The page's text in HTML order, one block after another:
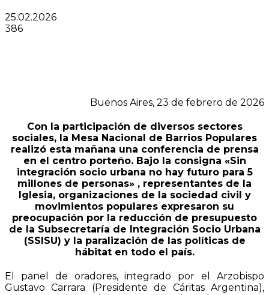
25.02.2026
386
Buenos Aires, 23 de febrero de 2026
Con la participación de diversos sectores
sociales, la Mesa Nacional de Barrios Populares
realizó esta mañana una conferencia de prensa
en el centro porteño. Bajo la consigna «Sin
integración socio urbana no hay futuro para 5
millones de personas» , representantes de la
Iglesia, organizaciones de la sociedad civil y
movimientos populares expresaron su
preocupación por la reducción de presupuesto
de la Subsecretaría de Integración Socio Urbana
(SSISU) y la paralización de las políticas de
hábitat en todo el país.
El panel de oradores, integrado por el Arzobispo
Gustavo Carrara (Presidente de Cáritas Argentina),